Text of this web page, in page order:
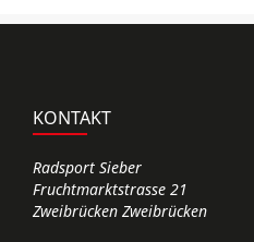
KONTAKT
Radsport Sieber
Fruchtmarktstrasse 21
Zweibrücken Zweibrücken